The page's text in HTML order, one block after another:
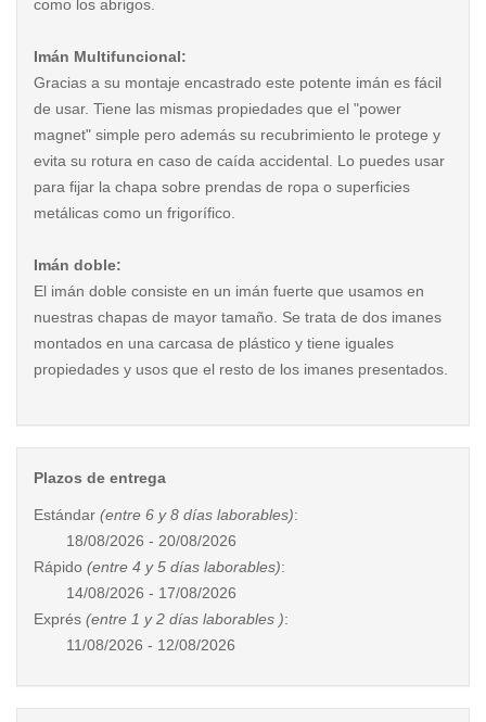
como los abrigos.
Imán Multifuncional:
Gracias a su montaje encastrado este potente imán es fácil
de usar. Tiene las mismas propiedades que el "power
magnet" simple pero además su recubrimiento le protege y
evita su rotura en caso de caída accidental. Lo puedes usar
para fijar la chapa sobre prendas de ropa o superficies
metálicas como un frigorífico.
Imán doble:
El imán doble consiste en un imán fuerte que usamos en
nuestras chapas de mayor tamaño. Se trata de dos imanes
montados en una carcasa de plástico y tiene iguales
propiedades y usos que el resto de los imanes presentados.
Plazos de entrega
Estándar (entre 6 y 8 días laborables):
18/08/2026 - 20/08/2026
Rápido (entre 4 y 5 días laborables):
14/08/2026 - 17/08/2026
Exprés (entre 1 y 2 días laborables ):
11/08/2026 - 12/08/2026